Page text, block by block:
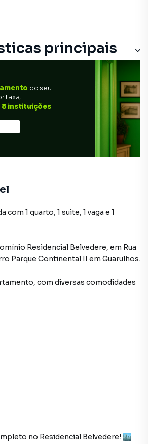
principais
do seu
taxa,
8 instituições
1 quarto, 1 suite, 1 vaga e 1
Residencial Belvedere, em Rua
Parque Continental II em Guarulhos.
, com diversas comodidades
no Residencial Belvedere! 🏙️